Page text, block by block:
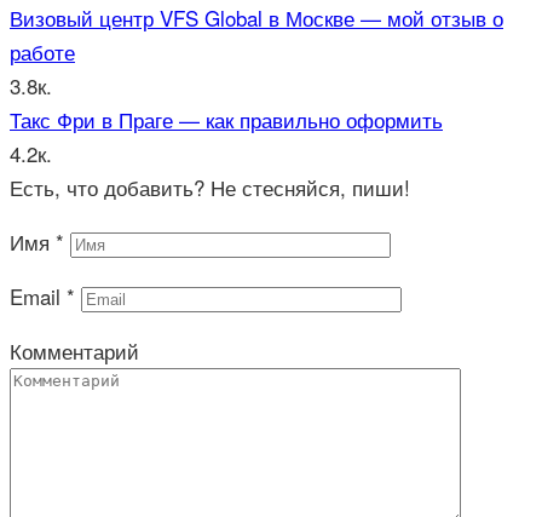
Визовый центр VFS Global в Москве — мой отзыв о
работе
3.8к.
Такс Фри в Праге — как правильно оформить
4.2к.
Есть, что добавить? Не стесняйся, пиши!
Имя *
Email *
Комментарий